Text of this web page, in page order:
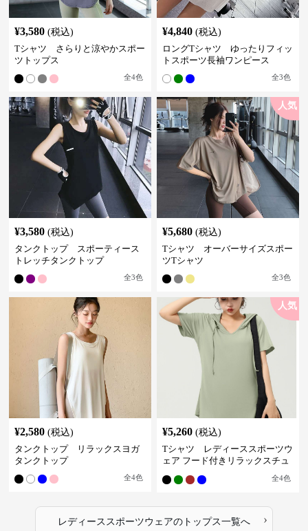
¥3,580 (税込)
Tシャツ さらりと涼やかスポー
ツトップス
全4色
¥4,840 (税込)
ロングTシャツ ゆったりフィッ
トスポーツ長袖ワンピース
全3色
¥3,580 (税込)
タンクトップ スポーティース
トレッチタンクトップ
全3色
人気
¥5,680 (税込)
Tシャツ オーバーサイズスポー
ツTシャツ
全3色
¥2,580 (税込)
タンクトップ リラックスヨガ
タンクトップ
全4色
人気
¥5,260 (税込)
Tシャツ レディーススポーツウ
ェア フード付きリラックスチュ
全4色
レディーススポーツウェアのトップス一覧へ ›